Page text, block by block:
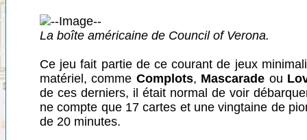
La boîte américaine de Council of Verona.
Ce jeu fait partie de ce courant de jeux
matériel, comme Complots, Mascarade ou
de ces derniers, il était normal de voir
ne compte que 17 cartes et une vingtaine de
de 20 minutes.